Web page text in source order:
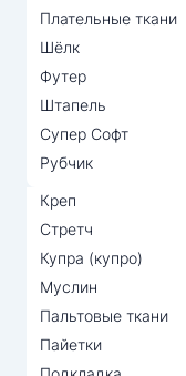
Плательные ткани
Шёлк
Футер
Штапель
Супер Софт
Рубчик
Креп
Стретч
Купра (купро)
Муслин
Пальтовые ткани
Пайетки